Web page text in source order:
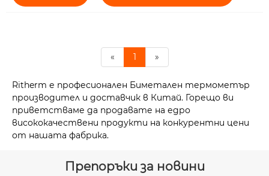
« 1 »
Ritherm е професионален Биметален термометър
производител и доставчик в Китай. Горещо ви
приветстваме да продавате на едро
висококачествени продукти на конкурентни цени
от нашата фабрика.
Препоръки за новини